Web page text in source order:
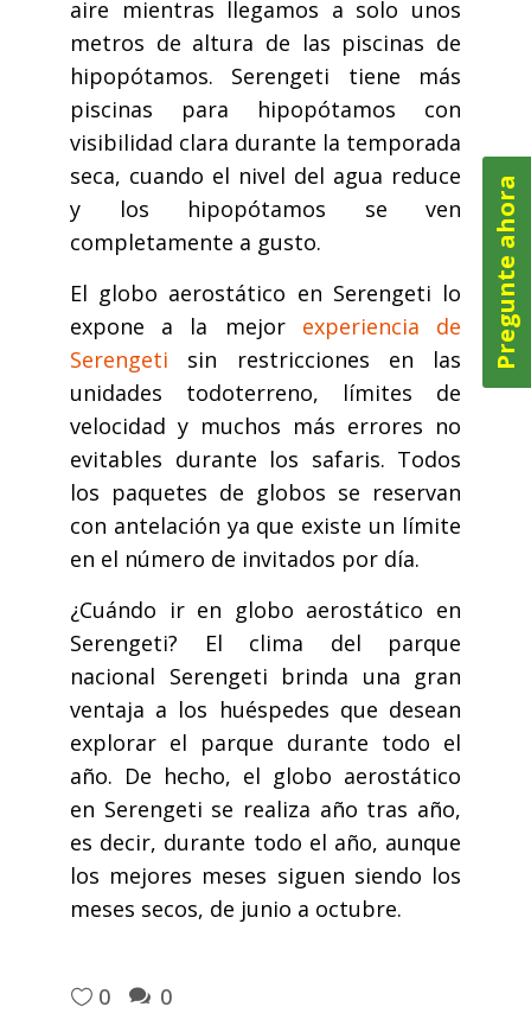
aire mientras llegamos a solo unos
metros de altura de las piscinas de
hipopótamos. Serengeti tiene más
piscinas para hipopótamos con
visibilidad clara durante la temporada
seca, cuando el nivel del agua reduce
y los hipopótamos se ven
completamente a gusto.
El globo aerostático en Serengeti lo
expone a la mejor experiencia de
Serengeti sin restricciones en las
unidades todoterreno, límites de
velocidad y muchos más errores no
evitables durante los safaris. Todos
los paquetes de globos se reservan
con antelación ya que existe un límite
en el número de invitados por día.
¿Cuándo ir en globo aerostático en
Serengeti? El clima del parque
nacional Serengeti brinda una gran
ventaja a los huéspedes que desean
explorar el parque durante todo el
año. De hecho, el globo aerostático
en Serengeti se realiza año tras año,
es decir, durante todo el año, aunque
los mejores meses siguen siendo los
meses secos, de junio a octubre.
0
0
Pregunte ahora